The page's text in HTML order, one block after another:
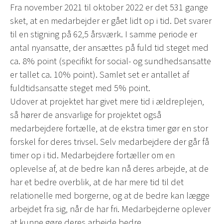
Fra november 2021 til oktober 2022 er det 531 gange
sket, at en medarbejder er gået lidt op i tid. Det svarer
til en stigning på 62,5 årsværk. I samme periode er
antal nyansatte, der ansættes på fuld tid steget med
ca. 8% point (specifikt for social- og sundhedsansatte
er tallet ca. 10% point). Samlet set er antallet af
fuldtidsansatte steget med 5% point.
Udover at projektet har givet mere tid i ældreplejen,
så hører de ansvarlige for projektet også
medarbejdere fortælle, at de ekstra timer gør en stor
forskel for deres trivsel. Selv medarbejdere der går få
timer op i tid. Medarbejdere fortæller om en
oplevelse af, at de bedre kan nå deres arbejde, at de
har et bedre overblik, at de har mere tid til det
relationelle med borgerne, og at de bedre kan lægge
arbejdet fra sig, når de har fri. Medarbejderne oplever